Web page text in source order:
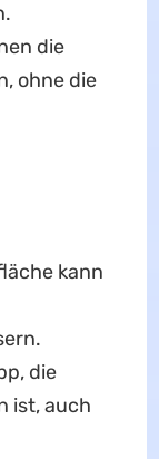
die
ohne die
kann
die
ist, auch